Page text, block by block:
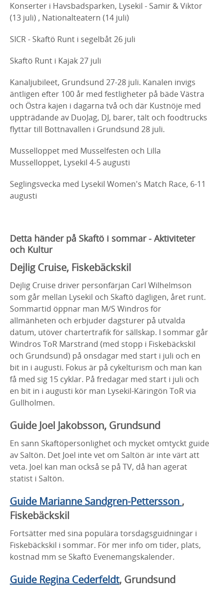
Konserter i Havsbadsparken, Lysekil - Samir & Viktor
(13 juli) , Nationalteatern (14 juli)
SICR - Skaftö Runt i segelbåt 26 juli
Skaftö Runt i Kajak 27 juli
Kanaljubileet, Grundsund 27-28 juli. Kanalen invigs
äntligen efter 100 år med festligheter på bäde Västra
och Östra kajen i dagarna två och där Kustnöje med
uppträdande av DuoJag, DJ, barer, tält och foodtrucks
flyttar till Bottnavallen i Grundsund 28 juli.
Musselloppet med Musselfesten och Lilla
Musselloppet, Lysekil 4-5 augusti
Seglingsvecka med Lysekil Women's Match Race, 6-11
augusti
Detta händer på Skaftö i sommar - Aktiviteter
och Kultur
Dejlig Cruise, Fiskebäckskil
Dejlig Cruise driver personfärjan Carl Wilhelmson
som går mellan Lysekil och Skaftö dagligen, året runt.
Sommartid öppnar man M/S Windros för
allmänheten och erbjuder dagsturer på utvalda
datum, utöver chartertrafik för sällskap. I sommar går
Windros ToR Marstrand (med stopp i Fiskebäckskil
och Grundsund) på onsdagar med start i juli och en
bit in i augusti. Fokus är på cykelturism och man kan
få med sig 15 cyklar. På fredagar med start i juli och
en bit in i augusti kör man Lysekil-Käringön ToR via
Gullholmen.
Guide Joel Jakobsson, Grundsund
En sann Skaftöpersonlighet och mycket omtyckt guide
av Saltön. Det Joel inte vet om Saltön är inte värt att
veta. Joel kan man också se på TV, då han agerat
statist i Saltön.
Guide Marianne Sandgren-Pettersson ,
Fiskebäckskil
Fortsätter med sina populära torsdagsguidningar i
Fiskebäckskil i sommar. För mer info om tider, plats,
kostnad mm se Skaftö Evenemangskalender.
Guide Regina Cederfeldt, Grundsund